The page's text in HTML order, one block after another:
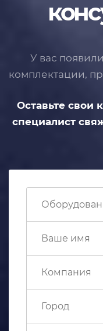
У вас
комплектации,
Оставьте свои
специалист